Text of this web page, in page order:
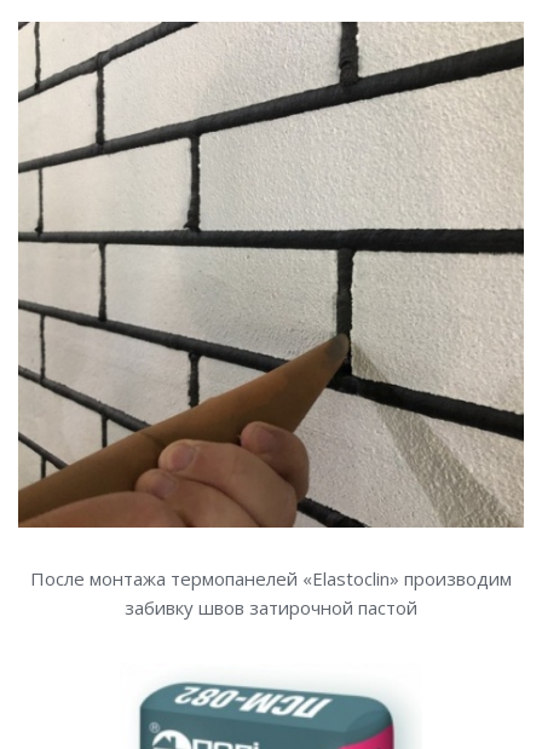
После монтажа термопанелей «Elastoclin» производим
забивку швов затирочной пастой